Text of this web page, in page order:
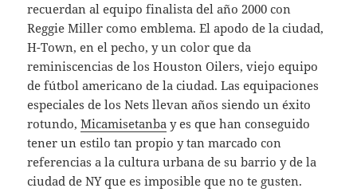
recuerdan al equipo finalista del año 2000 con
Reggie Miller como emblema. El apodo de la ciudad,
H-Town, en el pecho, y un color que da
reminiscencias de los Houston Oilers, viejo equipo
de fútbol americano de la ciudad. Las equipaciones
especiales de los Nets llevan años siendo un éxito
rotundo,Micamisetanba y es que han conseguido
tener un estilo tan propio y tan marcado con
referencias a la cultura urbana de su barrio y de la
ciudad de NY que es imposible que no te gusten.